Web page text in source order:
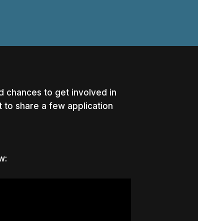
chances to get involved in
to share a few application